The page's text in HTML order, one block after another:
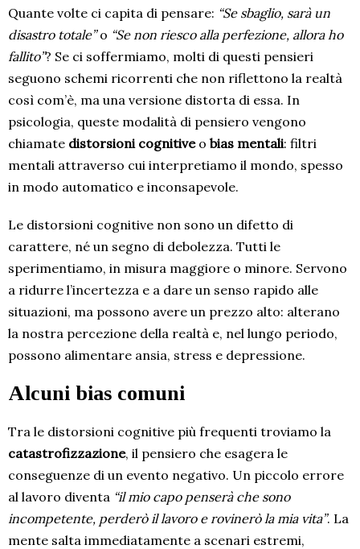
Quante volte ci capita di pensare: “Se sbaglio, sarà un
disastro totale”o “Se non riesco alla perfezione, allora ho
fallito”? Se ci soffermiamo, molti di questi pensieri
seguono schemi ricorrenti che non riflettono la realtà
così com’è, ma una versione distorta di essa. In
psicologia, queste modalità di pensiero vengono
chiamate distorsioni cognitiveo bias mentali: filtri
mentali attraverso cui interpretiamo il mondo, spesso
in modo automatico e inconsapevole.
Le distorsioni cognitive non sono un difetto di
carattere, né un segno di debolezza. Tutti le
sperimentiamo, in misura maggiore o minore. Servono
a ridurre l’incertezza e a dare un senso rapido alle
situazioni, ma possono avere un prezzo alto: alterano
la nostra percezione della realtà e, nel lungo periodo,
possono alimentare ansia, stress e depressione.
Alcuni bias comuni
Tra le distorsioni cognitive più frequenti troviamo la
catastrofizzazione, il pensiero che esagera le
conseguenze di un evento negativo. Un piccolo errore
al lavoro diventa “il mio capo penserà che sono
incompetente, perderò il lavoro e rovinerò la mia vita”. La
mente salta immediatamente a scenari estremi,